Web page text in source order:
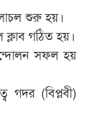
শুরু হয়।
গঠিত হয়।
সফল হয়
গদর (বিপ্লবী)